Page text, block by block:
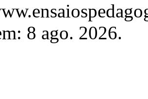
8 ago. 2026.